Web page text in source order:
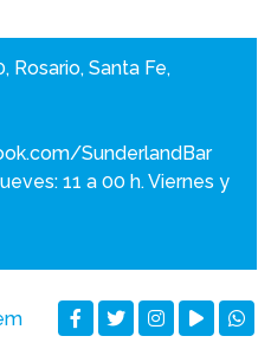
Rosario, Santa Fe,
SunderlandBar
11 a 00 h. Viernes y